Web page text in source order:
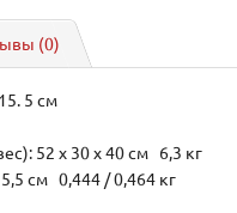
(0)
5 см
52 x 30 x 40 см 6,3 кг
см 0,444 / 0,464 кг